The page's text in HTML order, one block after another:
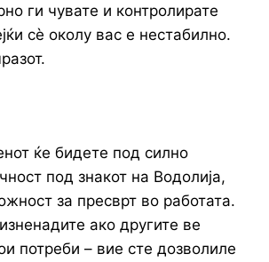
ги чувате и контролирате
сè околу вас е нестабилно.
ќе бидете под силно
под знакот на Водолија,
за пресврт во работата.
ако другите ве
потреби – вие сте дозволиле